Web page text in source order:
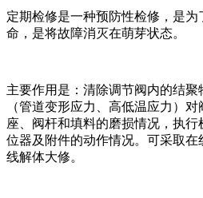
定期检修是一种预防性检修，是
命，是将故障消灭在萌芽状态。
主要作用是：清除调节阀内的结
（管道变形应力、高低温应力）
座、阀杆和填料的磨损情况，执
位器及附件的动作情况。可采取
线解体大修。